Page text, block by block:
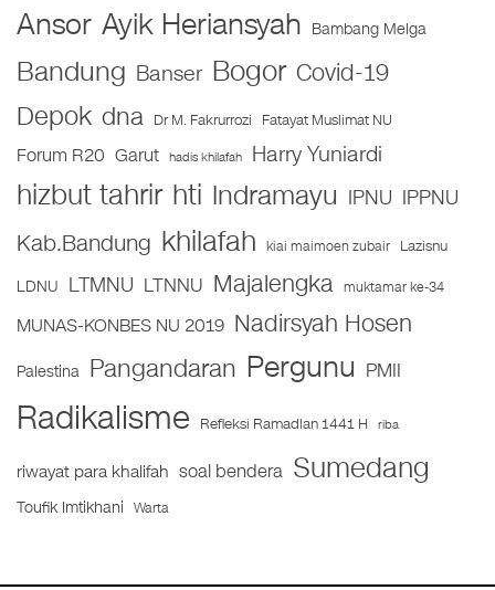
Ansor Ayik Heriansyah Bambang Melga
Bandung Banser Bogor Covid-19
Depok dna Dr M. Fakrurrozi Fatayat Muslimat NU
Forum R20 Garut hadis khilafah Harry Yuniardi
hizbut tahrir hti Indramayu IPNU IPPNU
Kab.Bandung khilafah kiai maimoen zubair
Lazisnu
LDNU LTMNU LTNNU Majalengka muktamar ke-34
MUNAS-KONBES NU 2019 Nadirsyah Hosen
Palestina Pangandaran Pergunu PMII
Radikalisme Refleksi Ramadlan 1441 H riba
riwayat para khalifah soal bendera Sumedang
Toufik Imtikhani Warta